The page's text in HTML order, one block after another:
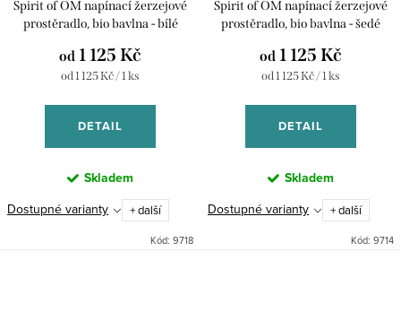
Spirit of OM napínací žerzejové
prostěradlo, bio bavlna - bílé
od 1 125 Kč
Měrná
od 1 125 Kč / 1 ks
DETAIL
Skladem
Dostupné varianty
+ další
Kód: 9718
Spirit of OM napínací žerzejové
prostěradlo, bio bavlna - šedé
od 1 125 Kč
Měrná
od 1 125 Kč / 1 ks
DETAIL
Skladem
Dostupné varianty
+ další
Kód: 9714